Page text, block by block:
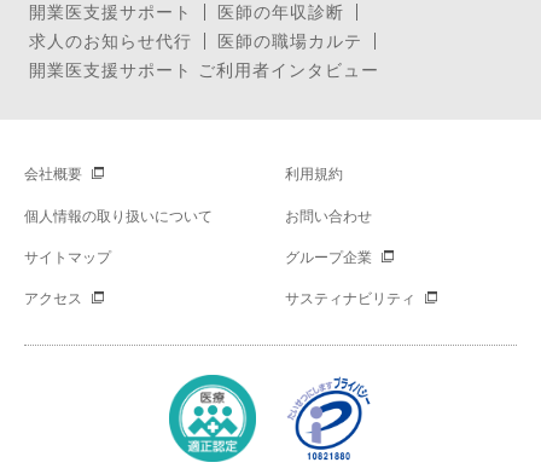
開業医支援サポート
医師の年収診断
求人のお知らせ代行
医師の職場カルテ
開業医支援サポート ご利用者インタビュー
会社概要 利用規約
個人情報の取り扱いについて お問い合わせ
サイトマップ グループ企業
アクセス サスティナビリティ